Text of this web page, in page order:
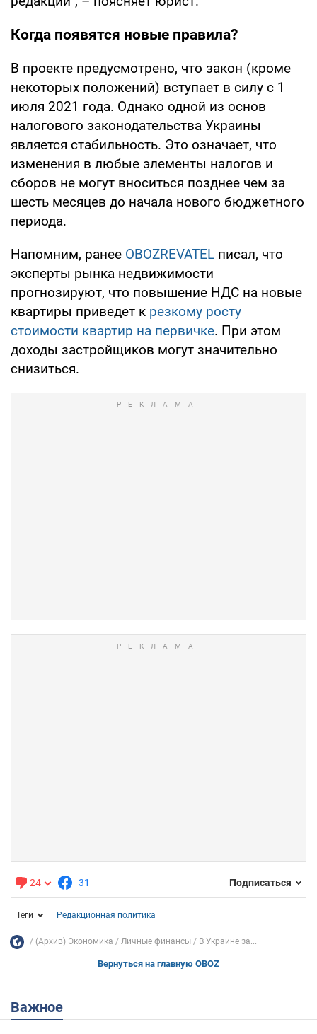
Когда появятся новые правила?
В проекте предусмотрено, что закон (кроме
некоторых положений) вступает в силу с 1
июля 2021 года. Однако одной из основ
налогового законодательства Украины
является стабильность. Это означает, что
изменения в любые элементы налогов и
сборов не могут вноситься позднее чем за
шесть месяцев до начала нового бюджетного
периода.
Напомним, ранее OBOZREVATEL писал, что
эксперты рынка недвижимости
прогнозируют, что повышение НДС на новые
квартиры приведет к резкому росту
стоимости квартир на первичке. При этом
доходы застройщиков могут значительно
снизиться.
24 31 Подписаться
Теги Редакционная политика
(Архив) Экономика Личные финансы В Украине за...
Вернуться на главную OBOZ
Важное